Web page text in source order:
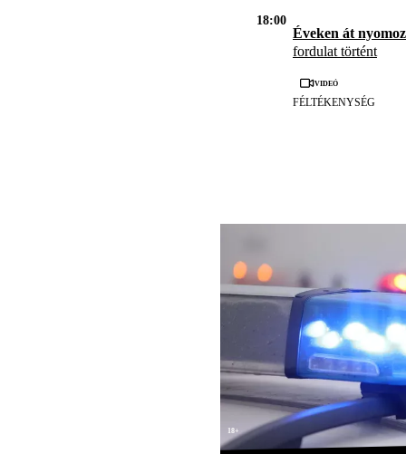
18:00
Éveken át
fordulat történt
Videó
FÉLTÉKENYSÉG
18+